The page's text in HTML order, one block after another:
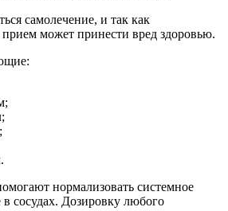
самолечение, и так как
может принести вред здоровью.
нормализовать системное
сосудах. Дозировку любого